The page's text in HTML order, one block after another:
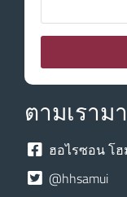
ตามเรามา
ฮอไรซอน โฮ
@hhsamui